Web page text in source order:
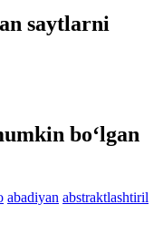
saytlarni
bo‘lgan
abadiyan abstraktlashtiril